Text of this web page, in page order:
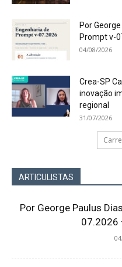
Por
Prompt v-
04/08/2026
Crea-SP
inovação
regional
31/07/2026
ARTICULISTAS
Por George Paulus
07.2026